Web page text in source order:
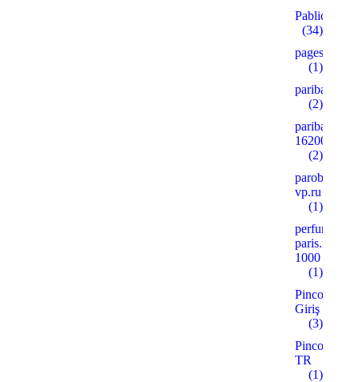
Pablic
(34)
pages
(1)
paribahis
(2)
paribahis
16200
(2)
parobar-
vp.ru
(1)
perfume-
paris.ru
1000
(1)
Pinco
Giriş
(3)
Pinco
TR
(1)